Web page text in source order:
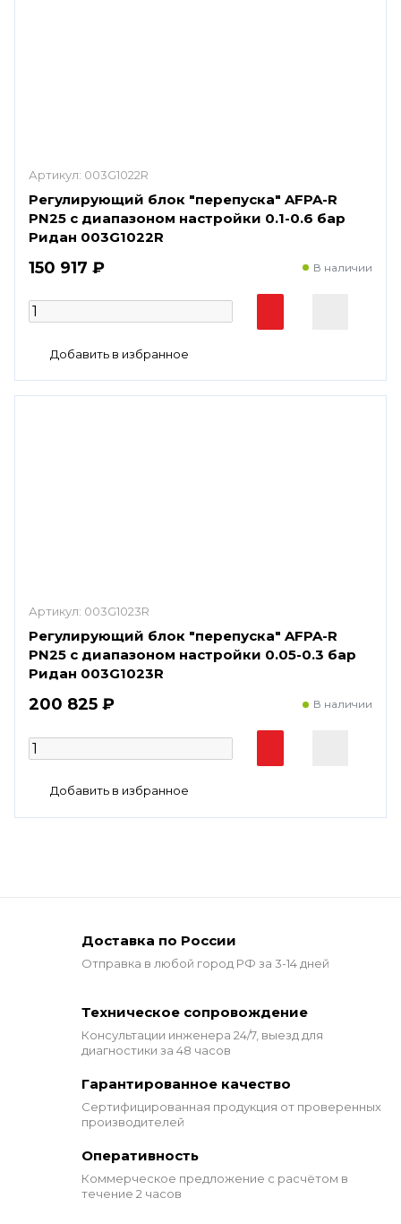
Артикул: 003G1022R
Регулирующий блок "перепуска" AFPA-R
PN25 с диапазоном настройки 0.1-0.6 бар
Ридан 003G1022R
150 917 ₽ В наличии
Артикул: 003G1023R
Регулирующий блок "перепуска" AFPA-R
PN25 с диапазоном настройки 0.05-0.3 бар
Ридан 003G1023R
200 825 ₽ В наличии
Доставка по России
Отправка в любой город РФ за 3-14 дней
Техническое сопровождение
Консультации инженера 24/7, выезд для
диагностики за 48 часов
Гарантированное качество
Сертифицированная продукция от проверенных
производителей
Оперативность
Коммерческое предложение с расчётом в
течение 2 часов